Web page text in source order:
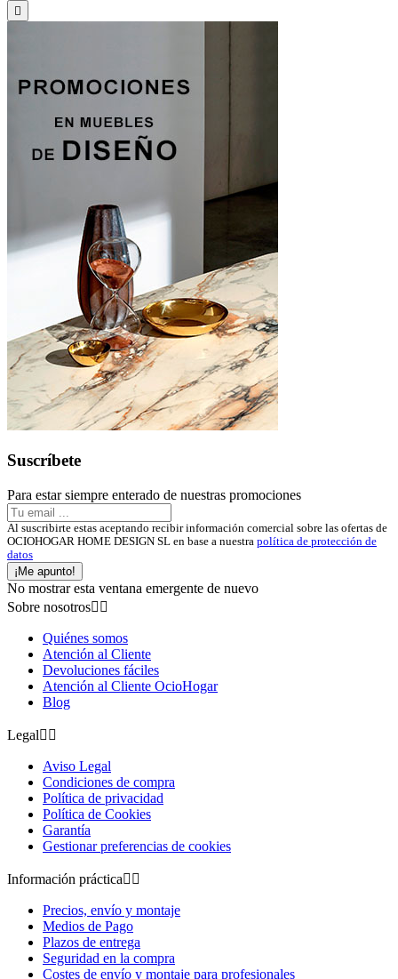

Suscríbete
Para estar siempre enterado de nuestras promociones
Al suscribirte estas aceptando recibir información comercial sobre las ofertas de
OCIOHOGAR HOME DESIGN SL en base a nuestra política de protección de
datos
¡Me apunto!
No mostrar esta ventana emergente de nuevo
Sobre nosotros 
Quiénes somos
Atención al Cliente
Devoluciones fáciles
Atención al Cliente OcioHogar
Blog
Legal 
Aviso Legal
Condiciones de compra
Política de privacidad
Política de Cookies
Garantía
Gestionar preferencias de cookies
Información práctica 
Precios, envío y montaje
Medios de Pago
Plazos de entrega
Seguridad en la compra
Costes de envío y montaje para profesionales